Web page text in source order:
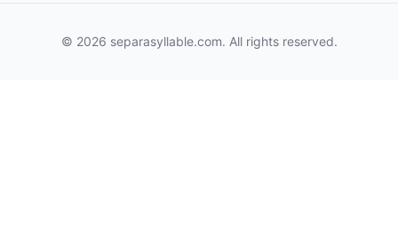
© 2026 separasyllable.com. All rights reserved.